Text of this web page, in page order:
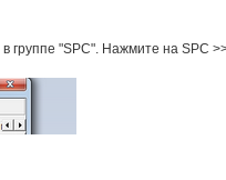
в группе "SPC". Нажмите на SPC